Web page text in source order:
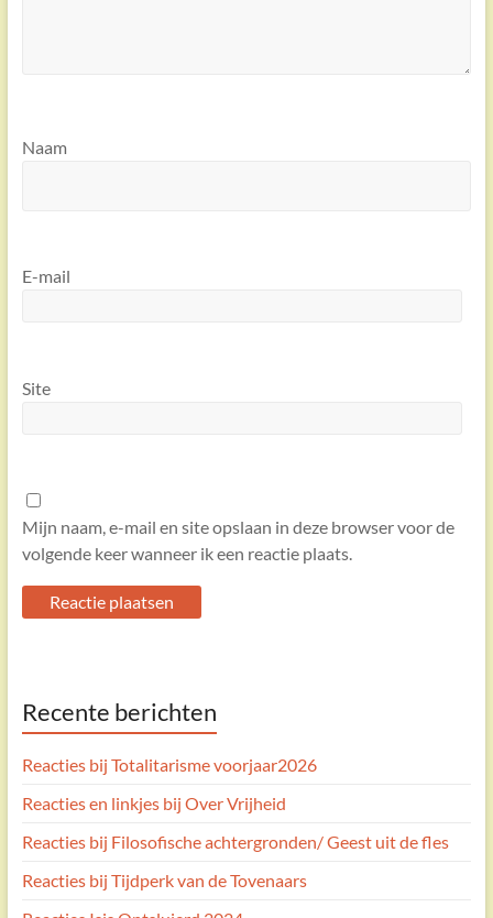
Naam
E-mail
Site
Mijn naam, e-mail en site opslaan in deze browser voor de
volgende keer wanneer ik een reactie plaats.
l
t
e
n
a
Recente berichten
Reacties bij Totalitarisme voorjaar2026
Reacties en linkjes bij Over Vrijheid
Reacties bij Filosofische achtergronden/ Geest uit de fles
Reacties bij Tijdperk van de Tovenaars